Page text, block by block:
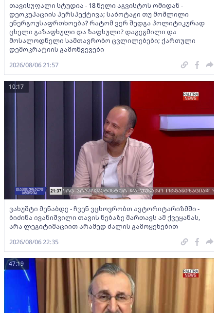
თავისუფალი სტუდია - 18 წელი აგვისტოს ომიდან -
დეოკუპაციის პერსპექტივა; საბოტაჟი თუ მოშლილი
ენერგოუსაფრთხოება? რატომ ვერ შედგა პოლიტიკურად
ცხელი გაზაფხული და ზაფხული? დაგეგმილი და
მოსალოდნელი სამთავრობო ცვლილებები; ქართული
დემოკრატიის გამოწვევები
2026/08/06 21:57
ვახუშტი მენაბდე - ჩვენ ვცხოვრობთ ავტორიტარიზმში -
ბიძინა ივანიშვილი თავის ნებაზე მართავს ამ ქვეყანას,
არა ლეგიტიმაციით არამედ ძალის გამოყენებით
10:17
2026/08/06 22:35
47:19